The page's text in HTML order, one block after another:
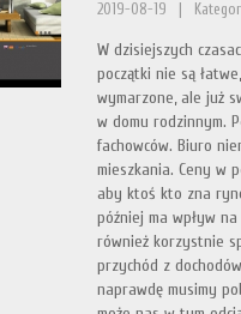
2019-08-19
W dzisiejszych
początki nie są
wymarzone, ale już
w domu rodzinnym.
fachowców. Biuro
mieszkania. Ceny w
aby ktoś kto zna
później ma wpływ
również korzystnie
przychód z
naprawdę musimy